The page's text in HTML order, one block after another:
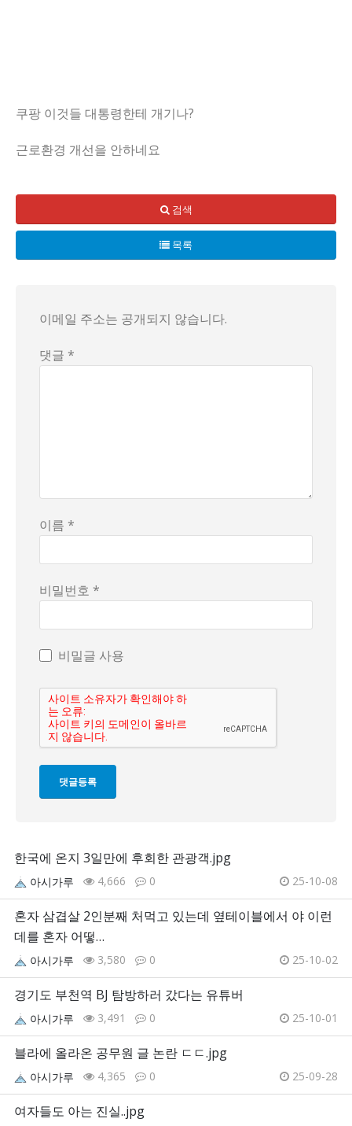
쿠팡 이것들 대통령한테 개기나?
근로환경 개선을 안하네요
경찰은 이번 사고의 원인에 대해 지병 등을 포함하여 철저
이 사건은 단순한 사고가 아닌, 반복되는 쿠팡 내부의 문제
검색
목록
이메일 주소는 공개되지 않습니다.
댓글 *
이름 *
비밀번호 *
비밀글 사용
한국에 온지 3일만에 후회한 관광객.jpg
아시가루 4,666 0 25-10-08
혼자 삼겹살 2인분째 처먹고 있는데 옆테이블에서 야 이런
데를 혼자 어떻…
아시가루 3,580 0 25-10-02
경기도 부천역 BJ 탐방하러 갔다는 유튜버
아시가루 3,491 0 25-10-01
블라에 올라온 공무원 글 논란 ㄷㄷ.jpg
아시가루 4,365 0 25-09-28
여자들도 아는 진실..jpg